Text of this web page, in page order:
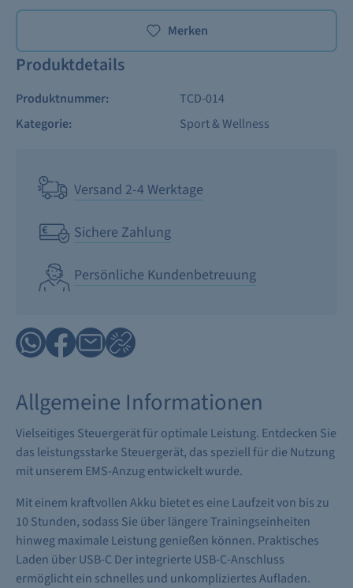
Merken
Produktdetails
Produktnummer:
TCD-014
Kategorie:
Sport & Wellness
Versand 2-4 Werktage
Sichere Zahlung
Persönliche Kundenbetreuung
Allgemeine Informationen
Vielseitiges Steuergerät für optimale Leistung. Entdecken Sie
das leistungsstarke Steuergerät, das speziell für die Nutzung
mit unserem EMS-Anzug entwickelt wurde.
Mit einem kraftvollen Akku bietet es eine Laufzeit von bis zu
10 Stunden, sodass Sie über längere Trainingseinheiten
hinweg maximale Leistung genießen können. Praktisches
Laden über USB-C Der integrierte USB-C-Anschluss
ermöglicht ein schnelles und unkompliziertes Aufladen.